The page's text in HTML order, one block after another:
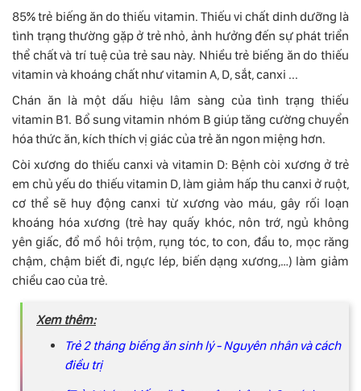
85% trẻ biếng ăn do thiếu vitamin. Thiếu vi chất dinh dưỡng là
tình trạng thường gặp ở trẻ nhỏ, ảnh hưởng đến sự phát triển
thể chất và trí tuệ của trẻ sau này. Nhiều trẻ biếng ăn do thiếu
vitamin và khoáng chất như vitamin A, D, sắt, canxi ...
Chán ăn là một dấu hiệu lâm sàng của tình trạng thiếu
vitamin B1. Bổ sung vitamin nhóm B giúp tăng cường chuyển
hóa thức ăn, kích thích vị giác của trẻ ăn ngon miệng hơn.
Còi xương do thiếu canxi và vitamin D: Bệnh còi xương ở trẻ
em chủ yếu do thiếu vitamin D, làm giảm hấp thu canxi ở ruột,
cơ thể sẽ huy động canxi từ xương vào máu, gây rối loạn
khoáng hóa xương (trẻ hay quấy khóc, nôn trớ, ngủ không
yên giấc, đổ mồ hôi trộm, rụng tóc, to con, đầu to, mọc răng
chậm, chậm biết đi, ngực lép, biến dạng xương,…) làm giảm
chiều cao của trẻ.
Xem thêm:
Trẻ 2 tháng biếng ăn sinh lý - Nguyên nhân và cách
điều trị